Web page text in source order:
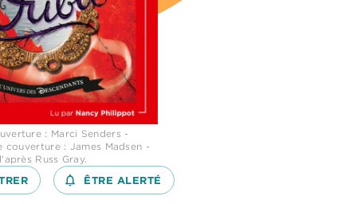
: Marci Senders -
couverture : James Madsen -
Russ Gray.
notifications_none_outlined
ÊTRE ALERTÉ